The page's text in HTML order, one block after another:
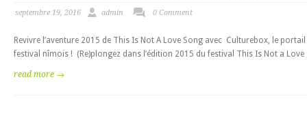
septembre 19, 2016 admin 0 Comment
Revivre l’aventure 2015 de This Is Not A Love Song avec Culturebox, le
festival nîmois ! (Re)plongez dans l’édition 2015 du festival This Is Not a
read more →